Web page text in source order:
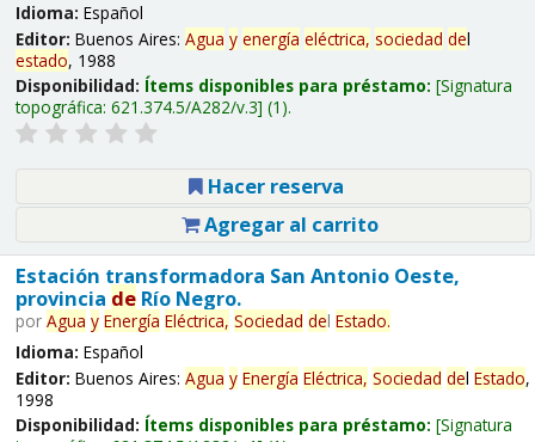
Idioma: Español
Editor: Buenos Aires: Agua y energía eléctrica, sociedad del
estado, 1988
Disponibilidad: Ítems disponibles para préstamo: Signatura
topográfica: 621.374.5/A282/v.3 (1).
Hacer reserva
Agregar al carrito
Estación transformadora San Antonio Oeste,
provincia deRío Negro.
por Agua y Energía Eléctrica, Sociedad del Estado.
Idioma: Español
Editor: Buenos Aires: Agua y Energía Eléctrica, Sociedad del Estado,
1998
Disponibilidad: Ítems disponibles para préstamo: Signatura